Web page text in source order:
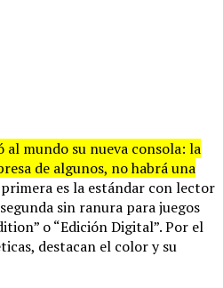
mundo su nueva consola: la
de algunos, no habrá una
es la estándar con lector
sin ranura para juegos
o “Edición Digital”. Por el
destacan el color y su